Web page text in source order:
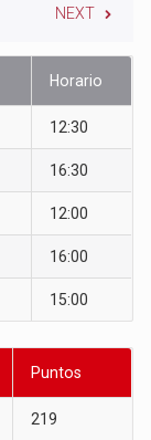
NEXT
Horario
12:30
16:30
12:00
16:00
15:00
Puntos
219